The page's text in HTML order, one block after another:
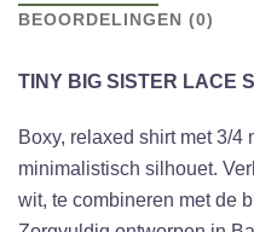
BEOORDELINGEN (0)
TINY BIG SISTER LACE
Boxy, relaxed shirt met 3/4
minimalistisch silhouet.
wit, te combineren met de